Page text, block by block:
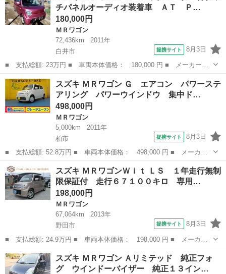
チパネルオーディオ装着車 ＡＴ Ｐ…
180,000円
ＭＲワゴン
72,436km
2011年
白井市
提携サイト 8月3日
■ 支払総額: 23万円 ■ 車両本体価格： 180,000 円 ■ メーカー
名： スズキ ■ 車種名： ＭＲワゴン ■ グレード名： Ｇ バッ
クモニター付タッチパネルオーディオ装着車 ＡＴ ＰＷ ＡＣ ■
排気量： 66...
千葉 白井市 ＭＲワゴン
スズキ ＭＲワゴン Ｇ エアコン パワーステ
アリング パワーウインドウ 集中ド…
498,000円
ＭＲワゴン
5,000km
2011年
柏市
提携サイト 8月3日
■ 支払総額: 52.8万円 ■ 車両本体価格： 498,000 円 ■ メーカー
名： スズキ ■ 車種名： ＭＲワゴン ■ グレード名： Ｇ エア
コン パワーステアリング パワーウインドウ 集中ドアロック デ
ュアルエアバ...
千葉 ＭＲワゴン
スズキ ＭＲワゴンＷｉｔ ＬＳ １年走行無制
限保証付 走行６７１００キロ 専用…
198,000円
ＭＲワゴン
67,064km
2013年
野田市
提携サイト 8月3日
■ 支払総額: 24.9万円 ■ 車両本体価格： 198,000 円 ■ メーカー
名： スズキ ■ 車種名： ＭＲワゴンＷｉｔ ■ グレード名： Ｌ
Ｓ １年走行無制限保証付 走行６７１００キロ 専用ソフトレザー
シート＆革巻...
千葉 野田市 ＭＲワゴン
スズキ ＭＲワゴン Ａリミテッド 純正フォ
グ ウインドーバイザー 純正１３イン…